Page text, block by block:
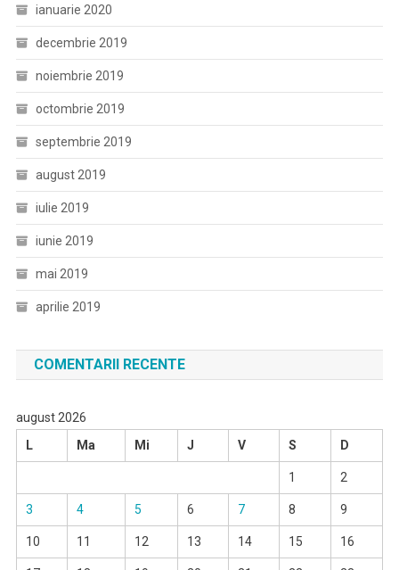
ianuarie 2020
decembrie 2019
noiembrie 2019
octombrie 2019
septembrie 2019
august 2019
iulie 2019
iunie 2019
mai 2019
aprilie 2019
COMENTARII RECENTE
august 2026
L
Ma Mi J V S D
1 2
3 4 5 6 7 8 9
10 11 12 13 14 15 16